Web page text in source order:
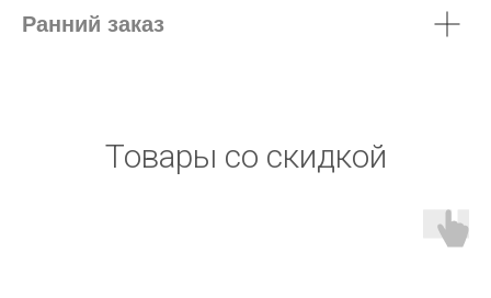
Ранний заказ
Товары со скидкой